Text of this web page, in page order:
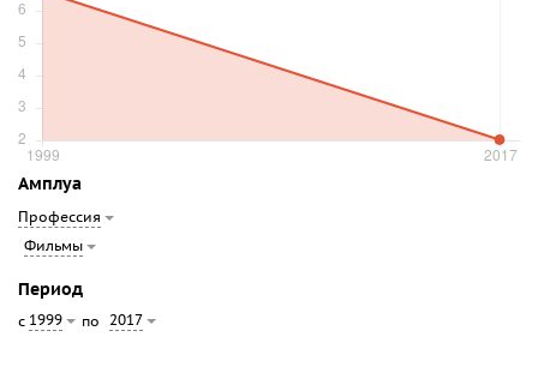
Амплуа
Профессия
Фильмы
Период
с 1999 по 2017